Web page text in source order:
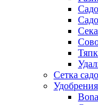
Сетка
Удобрения